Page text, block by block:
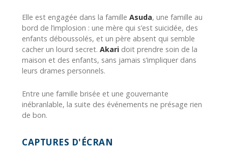
Elle est engagée dans la famille Asuda, une famille au
bord de l’implosion : une mère qui s’est suicidée, des
enfants déboussolés, et un père absent qui semble
cacher un lourd secret. Akari doit prendre soin de la
maison et des enfants, sans jamais s’impliquer dans
leurs drames personnels.
Entre une famille brisée et une gouvernante
inébranlable, la suite des événements ne présage rien
de bon.
CAPTURES D'ÉCRAN